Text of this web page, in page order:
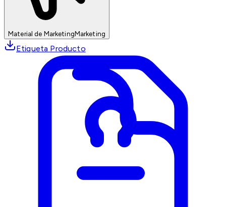
Material de MarketingMarketing
Etiqueta Producto